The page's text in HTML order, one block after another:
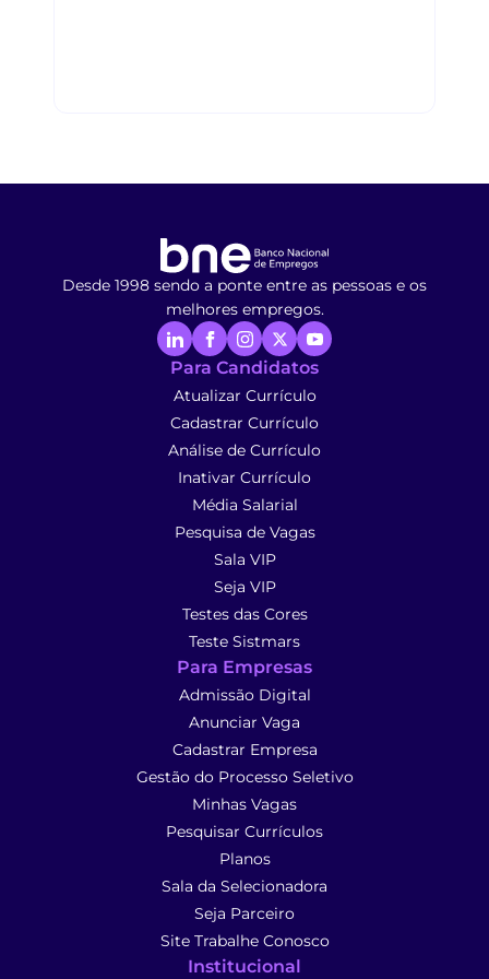
Desde 1998 sendo a ponte entre as pessoas e os
melhores empregos.
Para Candidatos
Atualizar Currículo
Cadastrar Currículo
Análise de Currículo
Inativar Currículo
Média Salarial
Pesquisa de Vagas
Sala VIP
Seja VIP
Testes das Cores
Teste Sistmars
Para Empresas
Admissão Digital
Anunciar Vaga
Cadastrar Empresa
Gestão do Processo Seletivo
Minhas Vagas
Pesquisar Currículos
Planos
Sala da Selecionadora
Seja Parceiro
Site Trabalhe Conosco
Institucional